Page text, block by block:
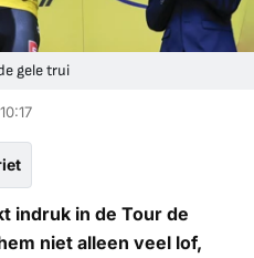
gele trui
indruk in de Tour de
niet alleen veel lof,